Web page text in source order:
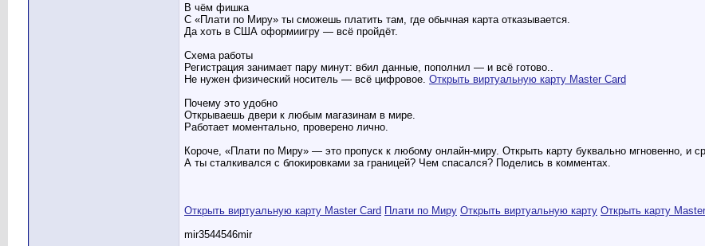
В чём фишка
С «Плати по Миру» ты сможешь платить там, где обычная карта отказывается.
Да хоть в США оформиигру — всё пройдёт.
Схема работы
Регистрация занимает пару минут: вбил данные, пополнил — и всё готово..
Не нужен физический носитель — всё цифровое. Открыть виртуальную карту Master Card
Почему это удобно
Открываешь двери к любым магазинам в мире.
Работает моментально, проверено лично.
Короче, «Плати по Миру» — это пропуск к любому онлайн-миру. Открыть карту буквально мгновенно, и
А ты сталкивался с блокировками за границей? Чем спасался? Поделись в комментах.
Открыть виртуальную карту Master Card Плати по Миру Открыть виртуальную карту Открыть карту
mir3544546mir